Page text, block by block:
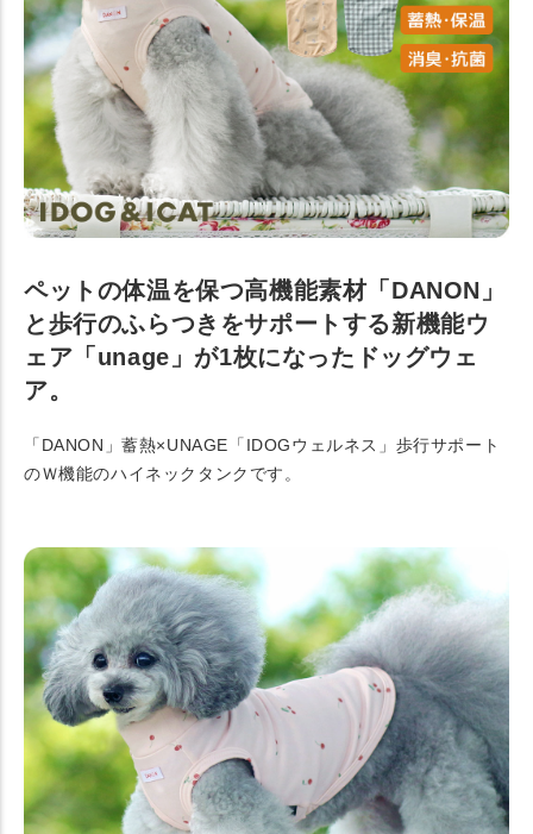
ペットの体温を保つ高機能素材「DANON」
と歩行のふらつきをサポートする新機能ウ
ェア「unage」が1枚になったドッグウェ
ア。
「DANON」蓄熱×UNAGE「IDOGウェルネス」歩行サポート
のＷ機能のハイネックタンクです。